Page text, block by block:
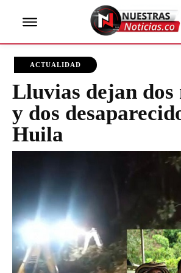
ACTUALIDAD
Lluvias dejan dos
y dos
Huila